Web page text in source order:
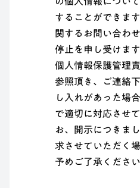
することができま
関するお問い合わ
停止を申し受けま
個人情報保護管理
参照頂き、ご連絡
し入れがあった場
で適切に対応させ
お、開示につきま
求させていただく
予めご了承ください